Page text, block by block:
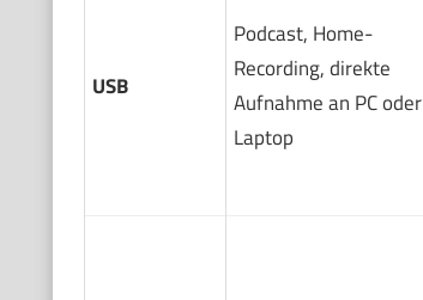
USB
Podcast, Home-
Recording, direkte
Aufnahme an PC oder
Laptop